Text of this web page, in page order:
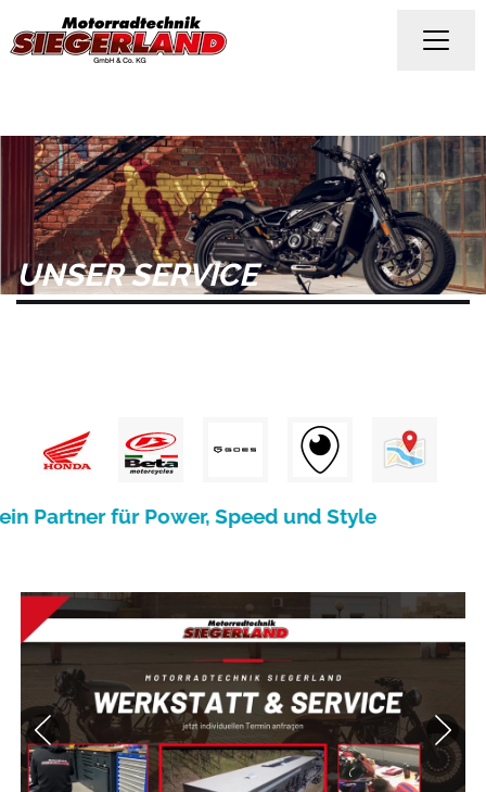
UNSER SERVICE
Partner für Power, Speed und Style